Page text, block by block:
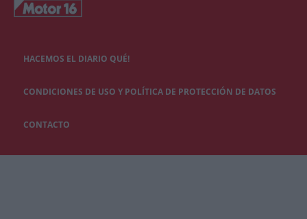
HACEMOS EL DIARIO QUÉ!
CONDICIONES DE USO Y POLÍTICA DE PROTECCIÓN DE DATOS
CONTACTO